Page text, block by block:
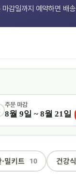
마감일까지 예약하면 배
주문 마감
8월 9일 ~ 8월 21일
밀키트 10 건강